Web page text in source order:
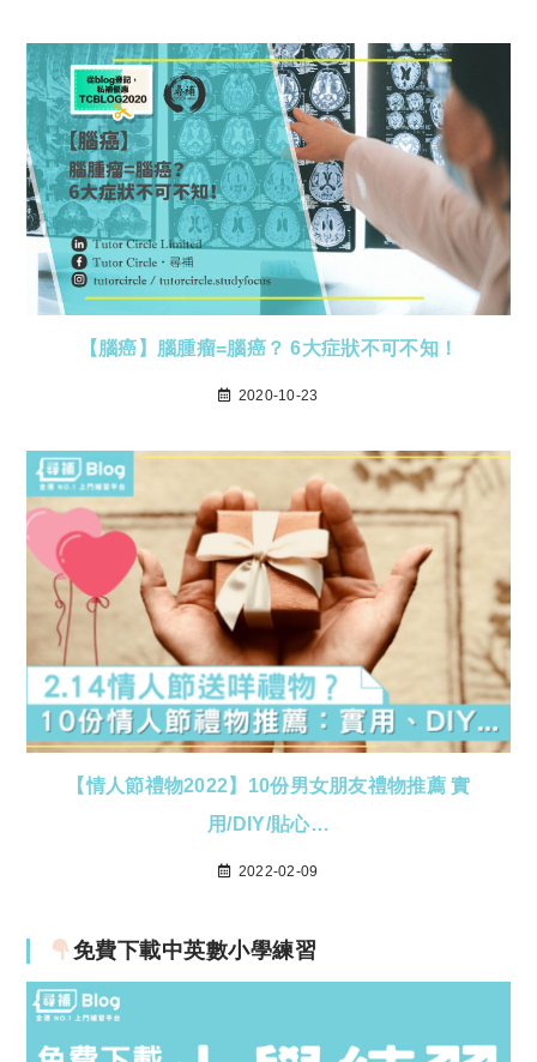
【腦癌】腦腫瘤=腦癌？ 6大症狀不可不知！
2020-10-23
【情人節禮物2022】10份男女朋友禮物推薦 實
用/DIY/貼心…
2022-02-09
免費下載中英數小學練習